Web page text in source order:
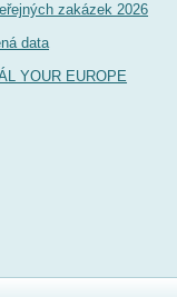
zakázek 2026
data
YOUR EUROPE